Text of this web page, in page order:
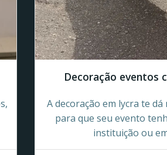
Decoração eventos
A decoração em lycra te
para que seu evento
instituição ou